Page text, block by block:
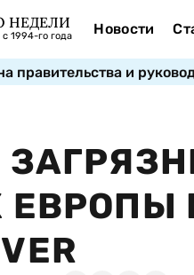
НЕДЕЛИ
1994-го года Новости
правительства и